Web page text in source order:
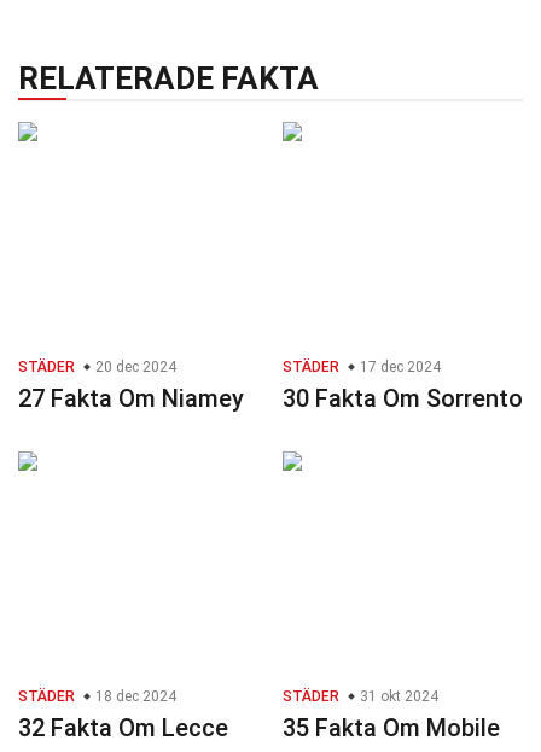
RELATERADE FAKTA
STÄDER 20 dec 2024
27 Fakta Om Niamey
STÄDER 17 dec 2024
30 Fakta Om Sorrento
STÄDER 18 dec 2024
32 Fakta Om Lecce
STÄDER 31 okt 2024
35 Fakta Om Mobile